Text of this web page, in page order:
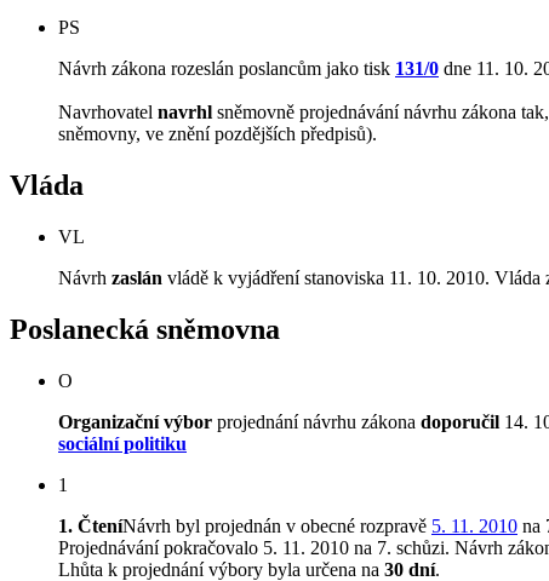
PS
Návrh zákona rozeslán poslancům jako tisk 131/0 dne 11. 10.
Navrhovatel navrhl sněmovně projednávání návrhu zákona
sněmovny, ve znění pozdějších předpisů).
Vláda
VL
Návrh zaslán vládě k vyjádření stanoviska 11. 10. 2010. Vláda
Poslanecká sněmovna
O
Organizační výbor projednání návrhu zákona doporučil 14.
sociální politiku
1
1. ČteníNávrh byl projednán v obecné rozpravě 5. 11. 2010 na
Projednávání pokračovalo 5. 11. 2010 na 7. schůzi. Návrh
Lhůta k projednání výbory byla určena na 30 dní.